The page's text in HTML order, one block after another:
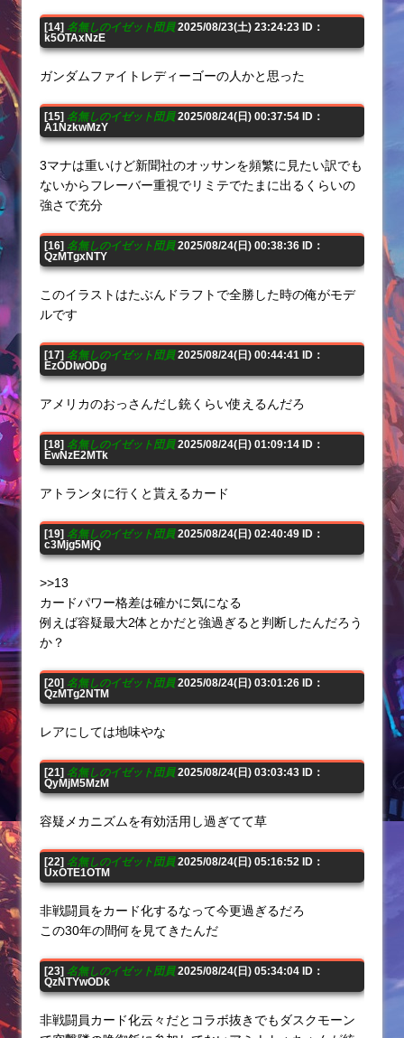
[14] 名無しのイゼット団員2025/08/23(土) 23:24:23 ID：
k5OTAxNzE
ガンダムファイトレディーゴーの人かと思った
[15] 名無しのイゼット団員2025/08/24(日) 00:37:54 ID：
A1NzkwMzY
3マナは重いけど新聞社のオッサンを頻繁に見たい訳でも
ないからフレーバー重視でリミテでたまに出るくらいの
強さで充分
[16] 名無しのイゼット団員2025/08/24(日) 00:38:36 ID：
QzMTgxNTY
このイラストはたぶんドラフトで全勝した時の俺がモデ
ルです
[17] 名無しのイゼット団員2025/08/24(日) 00:44:41 ID：
EzODIwODg
アメリカのおっさんだし銃くらい使えるんだろ
[18] 名無しのイゼット団員2025/08/24(日) 01:09:14 ID：
EwNzE2MTk
アトランタに行くと貰えるカード
[19] 名無しのイゼット団員2025/08/24(日) 02:40:49 ID：
c3Mjg5MjQ
>>13
カードパワー格差は確かに気になる
例えば容疑最大2体とかだと強過ぎると判断したんだろう
か？
[20] 名無しのイゼット団員2025/08/24(日) 03:01:26 ID：
QzMTg2NTM
レアにしては地味やな
[21] 名無しのイゼット団員2025/08/24(日) 03:03:43 ID：
QyMjM5MzM
容疑メカニズムを有効活用し過ぎてて草
[22] 名無しのイゼット団員2025/08/24(日) 05:16:52 ID：
UxOTE1OTM
非戦闘員をカード化するなって今更過ぎるだろ
この30年の間何を見てきたんだ
[23] 名無しのイゼット団員2025/08/24(日) 05:34:04 ID：
QzNTYwODk
非戦闘員カード化云々だとコラボ抜きでもダスクモーン